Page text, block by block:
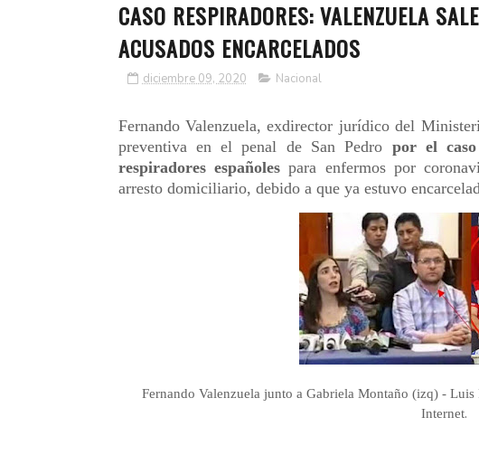
CASO RESPIRADORES: VALENZUELA
ACUSADOS ENCARCELADOS
diciembre 09, 2020 Nacional
Fernando Valenzuela, exdirector jurídico del
preventiva en el penal de San Pedro por el
respiradores españolespara enfermos por
arresto domiciliario, debido a que ya estuvo
Fernando Valenzuela junto a Gabriela Montaño (izq) -
Internet.